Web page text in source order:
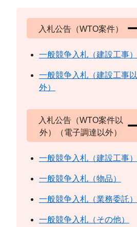
入札公告（WTO案件）
一般競争入札（建設工事）
一般競争入札（建設工事以
外）
入札公告（WTO案件以
外）（電子調達以外）
一般競争入札（建設工事）
一般競争入札（物品）
一般競争入札（業務委託）
一般競争入札（その他）